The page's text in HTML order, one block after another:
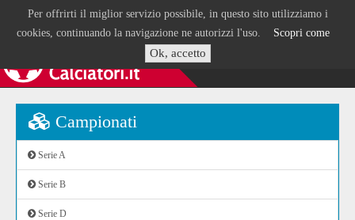
Per offrirti il miglior servizio possibile, in questo sito utilizziamo i
cookies, continuando la navigazione ne autorizzi l'uso. Scopri come
Ok, accetto
Campionati
Serie A
Serie B
Serie D